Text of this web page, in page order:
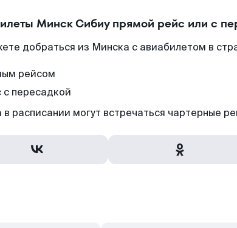
Минск Сибиу прямой рейс или с
добраться из Минска с авиабилетом в
рейсом
с пересадкой
в расписании могут встречаться чартерные